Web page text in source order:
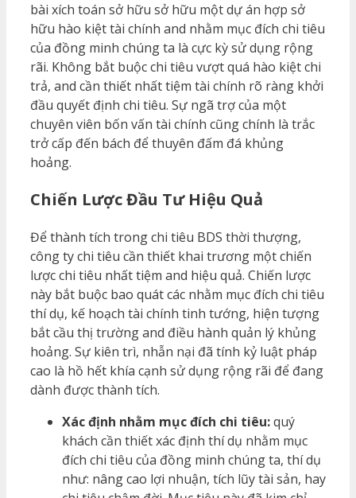
bài xích toán sở hữu sở hữu một dự án hợp sở
hữu hào kiệt tài chính and nhằm mục đích chi tiêu
của đồng minh chúng ta là cực kỳ sử dụng rộng
rãi. Không bắt buộc chi tiêu vượt quá hào kiệt chi
trả, and cần thiết nhất tiệm tài chính rõ ràng khởi
đầu quyết định chi tiêu. Sự ngã trợ của một
chuyên viên bốn vấn tài chính cũng chính là trắc
trở cấp đến bách để thuyên đấm đá khủng
hoảng.
Chiến Lược Đầu Tư Hiệu Quả
Để thành tích trong chi tiêu BDS thời thượng,
công ty chi tiêu cần thiết khai trương một chiến
lược chi tiêu nhất tiệm and hiệu quả. Chiến lược
này bắt buộc bao quát các nhằm mục đích chi tiêu
thí dụ, kế hoạch tài chính tinh tướng, hiện tượng
bắt cầu thị trường and điều hành quản lý khủng
hoảng. Sự kiên trì, nhẫn nại đã tính kỷ luật pháp
cao là hồ hết khía cạnh sử dụng rộng rãi để đang
dành được thành tích.
Xác định nhằm mục đích chi tiêu:quý
khách cần thiết xác định thí dụ nhằm mục
đích chi tiêu của đồng minh chúng ta, thí dụ
như: nâng cao lợi nhuận, tích lũy tài sản, hay